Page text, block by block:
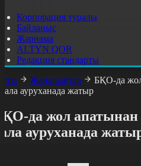
Корпорация туралы
Байланыс
Жарнама
ALTYN QOR
Редакция стандарты
Жаңалықтар
БҚО-да
ауруханада жатыр
да жол апатынан
ауруханада